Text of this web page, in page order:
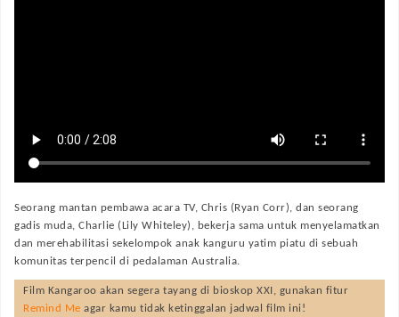
Seorang mantan pembawa acara TV, Chris (Ryan Corr), dan seorang
gadis muda, Charlie (Lily Whiteley), bekerja sama untuk menyelamatkan
dan merehabilitasi sekelompok anak kanguru yatim piatu di sebuah
komunitas terpencil di pedalaman Australia.
Film Kangaroo akan segera tayang di bioskop XXI, gunakan fitur
Remind Me agar kamu tidak ketinggalan jadwal film ini!